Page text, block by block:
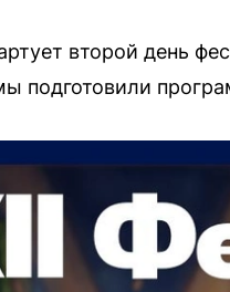
второй день
подготовили